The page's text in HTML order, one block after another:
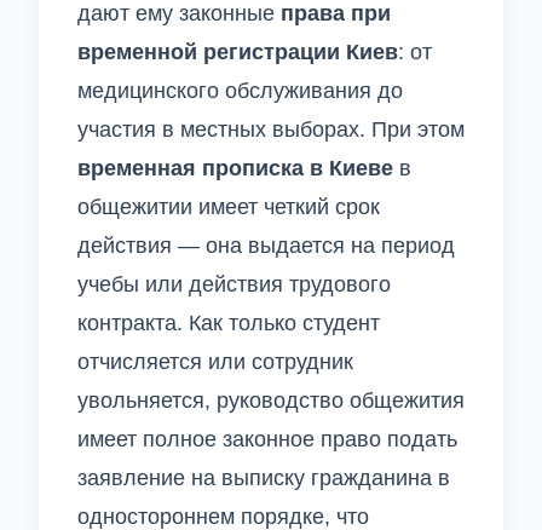
дают ему законные права при
временной регистрации Киев: от
медицинского обслуживания до
участия в местных выборах. При этом
временная прописка в Киеве в
общежитии имеет четкий срок
действия — она выдается на период
учебы или действия трудового
контракта. Как только студент
отчисляется или сотрудник
увольняется, руководство общежития
имеет полное законное право подать
заявление на выписку гражданина в
одностороннем порядке, что